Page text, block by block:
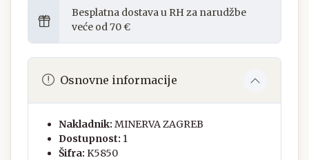
Besplatna dostava u RH za narudžbe
veće od 70 €
Osnovne informacije
Nakladnik: MINERVA ZAGREB
Dostupnost: 1
Šifra: K5850